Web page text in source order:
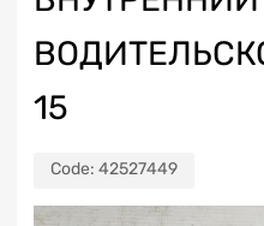
15
Code: 42527449